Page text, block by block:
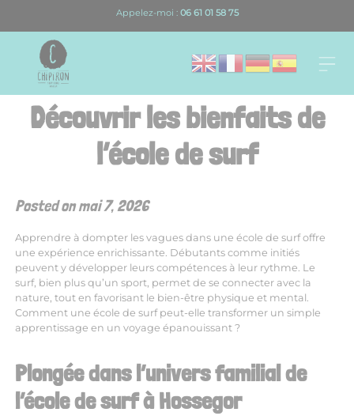
Appelez-moi : 06 61 01 58 75
Découvrir les bienfaits de
l’école de surf
Posted onmai 7, 2026
Apprendre à dompter les vagues dans une école de surf offre
une expérience enrichissante. Débutants comme initiés
peuvent y développer leurs compétences à leur rythme. Le
surf, bien plus qu’un sport, permet de se connecter avec la
nature, tout en favorisant le bien-être physique et mental.
Comment une école de surf peut-elle transformer un simple
apprentissage en un voyage épanouissant ?
Plongée dans l’univers familial de
l’école de surf à Hossegor